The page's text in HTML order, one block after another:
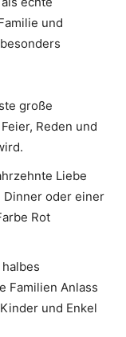
und
große
Reden und
Liebe
oder einer
Rot
halbes
Familien Anlass
und Enkel